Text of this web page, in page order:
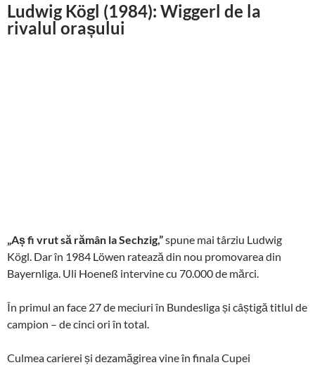
Ludwig Kögl (1984): Wiggerl de la
rivalul orașului
„Aș fi vrut să rămân la Sechzig,”spune mai târziu Ludwig
Kögl. Dar în 1984 Löwen ratează din nou promovarea din
Bayernliga. Uli Hoeneß intervine cu 70.000 de mărci.
În primul an face 27 de meciuri în Bundesliga și câștigă titlul de
campion – de cinci ori în total.
Culmea carierei și dezamăgirea vine în finala Cupei